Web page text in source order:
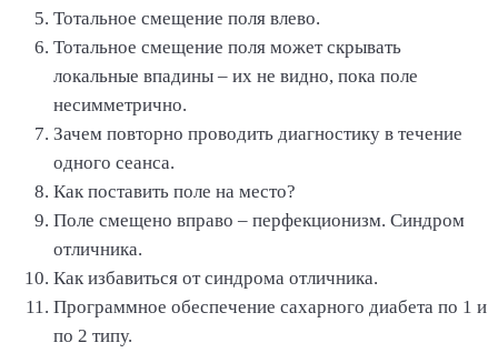
Тотальное смещение поля влево.
Тотальное смещение поля может скрывать
локальные впадины – их не видно, пока поле
несимметрично.
Зачем повторно проводить диагностику в течение
одного сеанса.
Как поставить поле на место?
Поле смещено вправо – перфекционизм. Синдром
отличника.
Как избавиться от синдрома отличника.
Программное обеспечение сахарного диабета по 1 и
по 2 типу.